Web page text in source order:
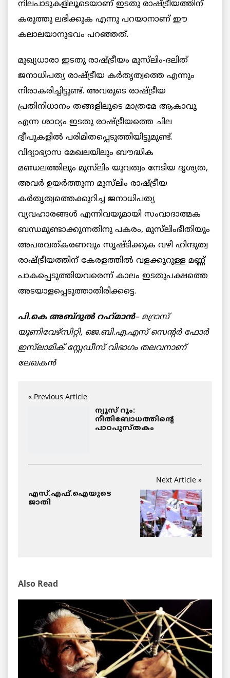
നിലപാടുകളിലൂടെയാണ് ഇടതു രാഷ്ട്രീയത്തിന്
കരുത്തു ലഭിക്കുക എന്നു പറയാനാണ് ഈ
കലാലയാനുഭവം പറഞ്ഞത്.
മുഖ്യധാരാ ഇടതു രാഷ്ട്രീയം മുസ്‌ലിം-ദലിത്
ജനാധിപത്യ രാഷ്ട്രീയ കർതൃത്വത്തെ എന്നും
നിരാകരിച്ചിട്ടുണ്ട്. അവരുടെ രാഷ്ട്രീയ
പ്രതിനിധാനം തങ്ങളിലൂടെ മാത്രമേ ആകാവൂ
എന്ന ശാഠ്യം ഇടതു രാഷ്ട്രീയത്തെ ചില
ദ്വീപുകളില്‍ പരിമിതപ്പെടുത്തിയിട്ടുമുണ്ട്.
വിദ്യാഭ്യാസ മേഖലയിലും ബൗദ്ധിക
മണ്ഡലത്തിലും മുസ്‌ലിം യുവത്വം നേടിയ ദൃശ്യത,
അവർ ഉയർത്തുന്ന മുസ്‌ലിം രാഷ്ട്രീയ
കർതൃത്വത്തെക്കുറിച്ച ജനാധിപത്യ
വ്യവഹാരങ്ങൾ എന്നിവയുമായി സംവാദാത്മക
ബന്ധമുണ്ടാക്കുന്നതിനു പകരം, മുസ്‌ലിംഭീതിയും
അപരവത്കരണവും സൃഷ്ടിക്കുക വഴി ഹിന്ദുത്വ
രാഷ്ട്രീയത്തിന് കേരളത്തില്‍ വളക്കൂറുള്ള മണ്ണ്
പാകപ്പെടുത്തിയവരെന്ന് കാലം ഇടതുപക്ഷത്തെ
അടയാളപ്പെടുത്താതിരിക്കട്ടെ.
പി.കെ അബ്ദുൽ റഹ്‌മാൻ– മദ്രാസ്
യൂണിവേഴ്സിറ്റി, ജെ.ബി.എ.എസ് സെന്റർ ഫോർ
ഇസ്‌ലാമിക് സ്റ്റേഡീസ് വിഭാഗം തലവനാണ്
ലേഖകൻ
« Previous Article
ന്യൂസ് റൂം:
നീതിബോധത്തിന്റെ
പാഠപുസ്തകം
Next Article »
എസ്.എഫ്.ഐയുടെ
ജാതി
Also Read